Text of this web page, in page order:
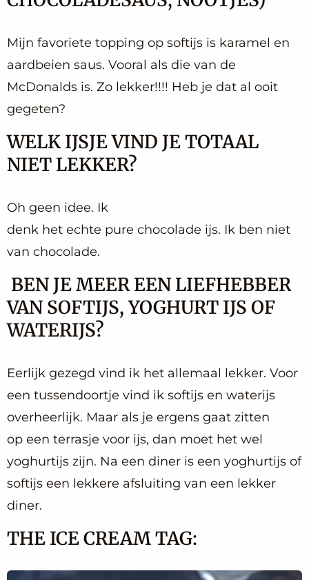
Mijn favoriete topping op softijs is karamel en
aardbeien saus. Vooral als die van de
McDonalds is. Zo lekker!!!! Heb je dat al ooit
gegeten?
WELK IJSJE VIND JE TOTAAL
NIET LEKKER?
Oh geen idee. Ik
denk het echte pure chocolade ijs. Ik ben niet
van chocolade.
BEN JE MEER EEN LIEFHEBBER
VAN SOFTIJS, YOGHURT IJS OF
WATERIJS?
Eerlijk gezegd vind ik het allemaal lekker. Voor
een tussendoortje vind ik softijs en waterijs
overheerlijk. Maar als je ergens gaat zitten
op een terrasje voor ijs, dan moet het wel
yoghurtijs zijn. Na een diner is een yoghurtijs of
softijs een lekkere afsluiting van een lekker
diner.
THE ICE CREAM TAG: